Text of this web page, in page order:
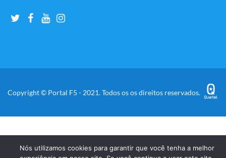
Copyright © Portal F5 - 2021. Todos os os direitos reservados.
Nós utilizamos cookies para garantir que você tenha a melhor